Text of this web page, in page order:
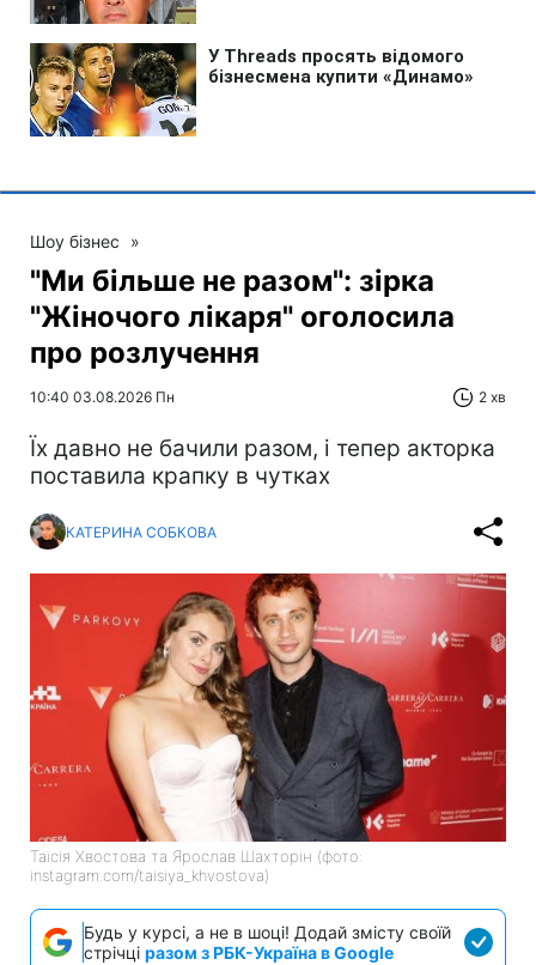
Шоу бізнес »
"Ми більше не разом": зірка
"Жіночого лікаря" оголосила
про розлучення
10:40 03.08.2026 Пн 2 хв
Їх давно не бачили разом, і тепер акторка
поставила крапку в чутках
КАТЕРИНА СОБКОВА
Таїсія Хвостова та Ярослав Шахторін (фото:
instagram.com/taisiya_khvostova)
Будь у курсі, а не в шоці! Додай змісту своїй
стрічці разом з РБК-Україна в Google